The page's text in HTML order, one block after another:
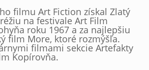
filmu Art Fiction získal Zlatý
na festivale Art Film
roku 1967 a za najlepšiu
film More, ktoré rozmýšľa.
filmami sekcie Artefakty
Kopírovňa.